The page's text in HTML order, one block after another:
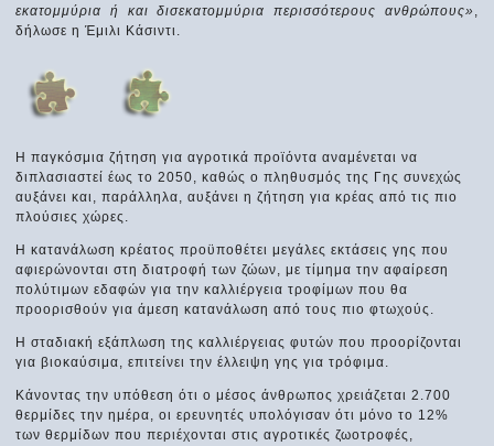
εκατομμύρια ή και δισεκατομμύρια περισσότερους ανθρώπους» ,
δήλωσε η Έμιλι Κάσιντι.
Η παγκόσμια ζήτηση για αγροτικά προϊόντα αναμένεται να
διπλασιαστεί έως το 2050, καθώς ο πληθυσμός της Γης συνεχώς
αυξάνει και, παράλληλα, αυξάνει η ζήτηση για κρέας από τις πιο
πλούσιες χώρες.
Η κατανάλωση κρέατος προϋποθέτει μεγάλες εκτάσεις γης που
αφιερώνονται στη διατροφή των ζώων, με τίμημα την αφαίρεση
πολύτιμων εδαφών για την καλλιέργεια τροφίμων που θα
προορισθούν για άμεση κατανάλωση από τους πιο φτωχούς.
Η σταδιακή εξάπλωση της καλλιέργειας φυτών που προορίζονται
για βιοκαύσιμα, επιτείνει την έλλειψη γης για τρόφιμα.
Κάνοντας την υπόθεση ότι ο μέσος άνθρωπος χρειάζεται 2.700
θερμίδες την ημέρα, οι ερευνητές υπολόγισαν ότι μόνο το 12%
των θερμίδων που περιέχονται στις αγροτικές ζωοτροφές,